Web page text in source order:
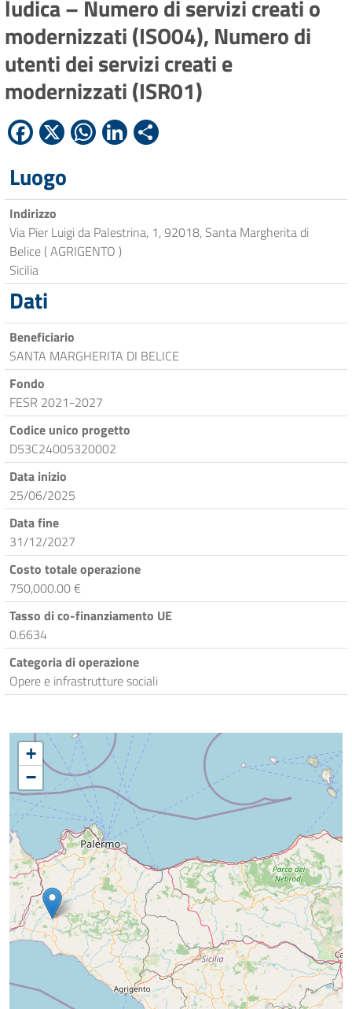
ludica – Numero di servizi creati o
modernizzati (ISO04), Numero di
utenti dei servizi creati e
modernizzati (ISR01)
Facebook
X WhatsApp
LinkedIn
Luogo
Indirizzo
Via Pier Luigi da Palestrina, 1, 92018, Santa Margherita di
Belice ( AGRIGENTO )
Sicilia
Dati
Beneficiario
SANTA MARGHERITA DI BELICE
Fondo
FESR 2021-2027
Codice unico progetto
D53C24005320002
Data inizio
25/06/2025
Data fine
31/12/2027
Costo totale operazione
750,000.00 €
Tasso di co-finanziamento UE
0.6634
Categoria di operazione
Opere e infrastrutture sociali
+
−